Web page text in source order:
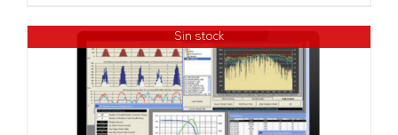
Sin stock